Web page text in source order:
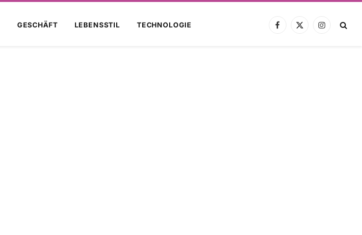
GESCHÄFT LEBENSSTIL TECHNOLOGIE
Facebook
X
Instagram